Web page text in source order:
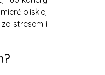
bliskiej
stresem i